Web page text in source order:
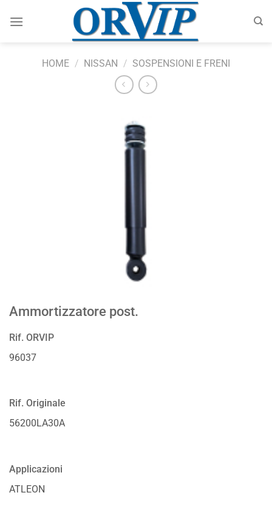
HOME / NISSAN / SOSPENSIONI E FRENI
Ammortizzatore post.
Rif. ORVIP
96037
Rif. Originale
56200LA30A
Applicazioni
ATLEON